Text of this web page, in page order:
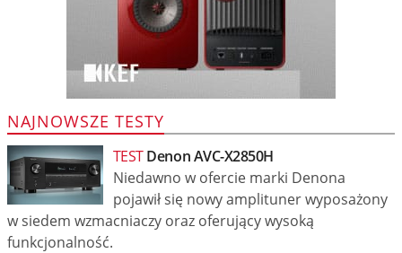
NAJNOWSZE TESTY
TESTDenon AVC-X2850H
Niedawno w ofercie marki Denona
pojawił się nowy amplituner wyposażony
w siedem wzmacniaczy oraz oferujący wysoką
funkcjonalność.